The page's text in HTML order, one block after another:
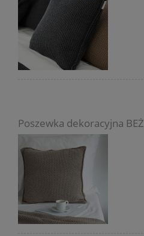
Poszewka dekoracyjna